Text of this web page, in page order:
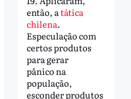
então, atática
chilena.
Especulação com
certos produtos
para gerar
pânico na
população,
esconder produtos